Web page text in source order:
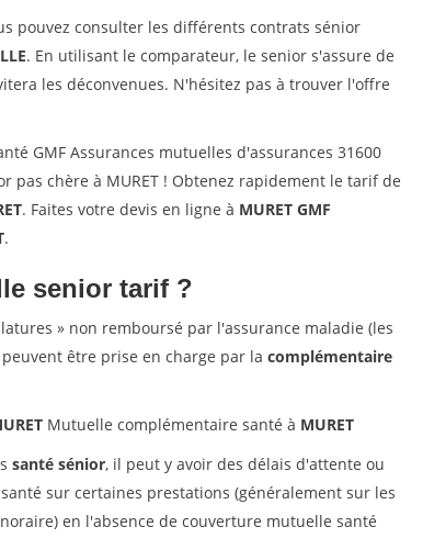
pouvez consulter les différents contrats sénior
. En utilisant le comparateur, le senior s'assure de
les déconvenues. N'hésitez pas à trouver l'offre
GMF Assurances mutuelles d'assurances 31600
pas chère à MURET ! Obtenez rapidement le tarif de
. Faites votre devis en ligne à MURET GMF
.
senior tarif ?
» non remboursé par l'assurance maladie (les
être prise en charge par la complémentaire
Mutuelle complémentaire santé à MURET
santé sénior, il peut y avoir des délais d'attente ou
sur certaines prestations (généralement sur les
en l'absence de couverture mutuelle santé